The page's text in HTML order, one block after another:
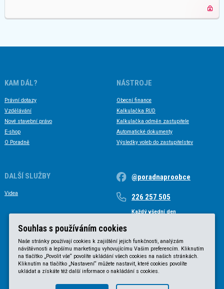
KAM DÁL?
Právní dotazy
Vzdělávání
Nové stavební právo
E-shop
O Poradně
NÁSTROJE
Obecní finance
Kalkulačka RUD
Kalkulačka odměn zastupitele
Automatické dokumenty
Výsledky voleb do zastupitelstev
DALŠÍ SLUŽBY
Videa
@poradnaproobce
226 257 505
Každý všední den
Souhlas s používáním cookies
Naše stránky používají cookies k zajištění jejich funkčnosti, analýzám
návštěvnosti a lepšímu marketingu vyhovujícímu Vašim preferencím. Kliknutím
na tlačítko „Povolit vše“ povolíte ukládání všech cookies na našich stránkách.
Kliknutím na tlačítko „Nastavení“ můžete nastavit, které cookies povolíte
ukládat a získáte též další informace o nakládání s cookies.